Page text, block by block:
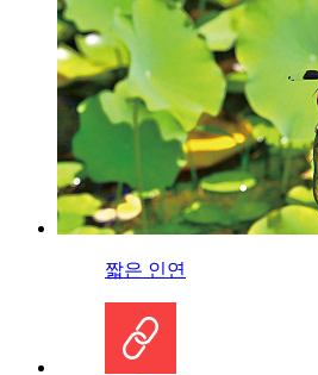
짧은 인연